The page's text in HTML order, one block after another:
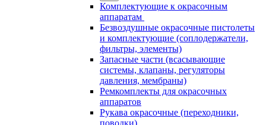
Комплектующие к окрасочным
аппаратам
Безвоздушные окрасочные пистолеты
и комплектующие (соплодержатели,
фильтры, элементы)
Запасные части (всасывающие
системы, клапаны, регуляторы
давления, мембраны)
Ремкомплекты для окрасочных
аппаратов
Рукава окрасочные (переходники,
поводки)